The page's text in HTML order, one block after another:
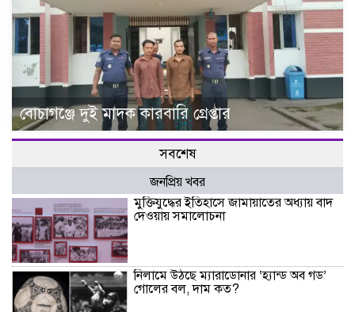
বোচাগঞ্জে দুই মাদক কারবারি গ্রেপ্তার
সবশেষ
জনপ্রিয় খবর
মুক্তিযুদ্ধের ইতিহাসে জামায়াতের অধ্যায় বাদ
দেওয়ায় সমালোচনা
নিলামে উঠছে ম্যারাডোনার ‘হ্যান্ড অব গড’
গোলের বল, দাম কত?